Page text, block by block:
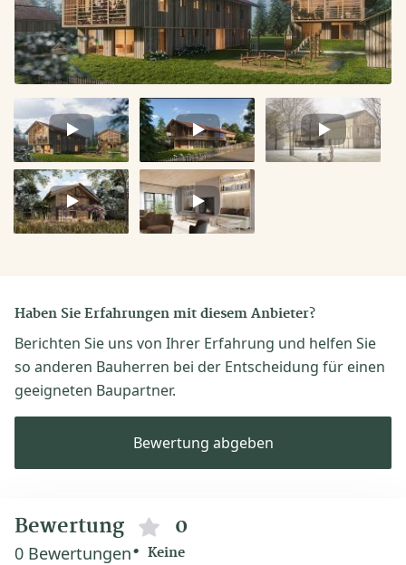
Video
1
Video
2
Video
3
Video
4
Video
5
Haben Sie Erfahrungen mit diesem Anbieter?
Berichten Sie uns von Ihrer Erfahrung und helfen Sie
so anderen Bauherren bei der Entscheidung für einen
geeigneten Baupartner.
Bewertung abgeben
Bewertung 0
0 Bewertungen Keine